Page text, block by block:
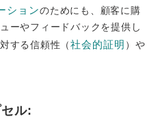
ションのためにも、顧客に購
ーやフィードバックを提供し
する信頼性（社会的証明 ）や
ル: